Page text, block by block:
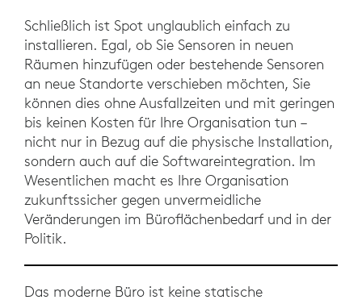
Schließlich ist Spot unglaublich einfach zu
installieren. Egal, ob Sie Sensoren in neuen
Räumen hinzufügen oder bestehende Sensoren
an neue Standorte verschieben möchten, Sie
können dies ohne Ausfallzeiten und mit geringen
bis keinen Kosten für Ihre Organisation tun –
nicht nur in Bezug auf die physische Installation,
sondern auch auf die Softwareintegration. Im
Wesentlichen macht es Ihre Organisation
zukunftssicher gegen unvermeidliche
Veränderungen im Büroflächenbedarf und in der
Politik.
Das moderne Büro ist keine statische